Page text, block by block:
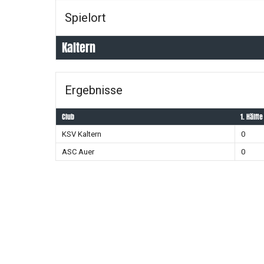
Spielort
Kaltern
Ergebnisse
Club 1. Hälfte
KSV Kaltern 0
ASC Auer
0